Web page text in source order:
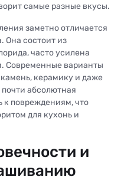
самые разные вкусы.
заметно отличается
Она состоит из
часто усилена
Современные варианты
керамику и даже
абсолютная
к повреждениям, что
для кухонь и
и